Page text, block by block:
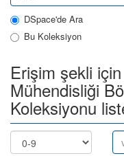
DSpace'de Ara
Bu Koleksiyon
Erişim şekli
Mühendisliği
Koleksiyonu